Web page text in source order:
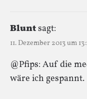
Bluntsagt:
11. Dezember 2013 um
@Pfips: Auf die
wäre ich gespannt.